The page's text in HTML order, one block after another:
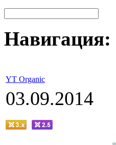
Навигация:
YT Organic
03.09.2014